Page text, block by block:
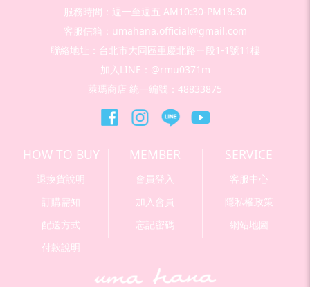
服務時間：週一至週五 AM10:30-PM18:30
客服信箱：umahana.official@gmail.com
聯絡地址：台北市大同區重慶北路ㄧ段1-1號11樓
加入LINE：@rmu0371m
萊瑪商店 統一編號：48833875
HOW TO BUY
退換貨說明
訂購需知
配送方式
付款說明
MEMBER
會員登入
加入會員
忘記密碼
SERVICE
客服中心
隱私權政策
網站地圖